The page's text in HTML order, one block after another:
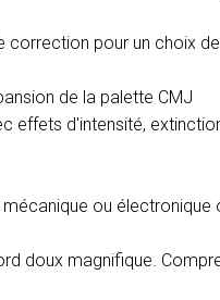
correction pour un choix
de la palette CMJ
effets d'intensité,
ou électronique
doux magnifique.